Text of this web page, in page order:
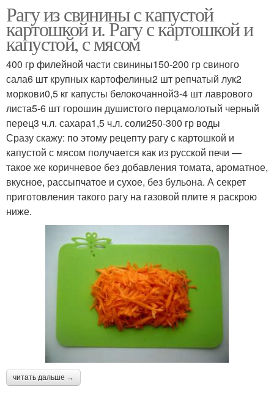
Рагу из свинины с капустой
картошкой и. Рагу с картошкой и
капустой, с мясом
400 гр филейной части свинины150-200 гр свиного
сала6 шт крупных картофелины2 шт репчатый лук2
моркови0,5 кг капусты белокочанной3-4 шт лаврового
листа5-6 шт горошин душистого перцамолотый черный
перец3 ч.л. сахара1,5 ч.л. соли250-300 гр воды
Сразу скажу: по этому рецепту рагу с картошкой и
капустой с мясом получается как из русской печи —
такое же коричневое без добавления томата, ароматное,
вкусное, рассыпчатое и сухое, без бульона. А секрет
приготовления такого рагу на газовой плите я раскрою
ниже.
читать дальше →